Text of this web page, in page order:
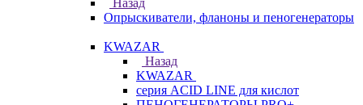
Назад
Опрыскиватели, фланоны и пеногенераторы
KWAZAR
Назад
KWAZAR
серия ACID LINE для кислот